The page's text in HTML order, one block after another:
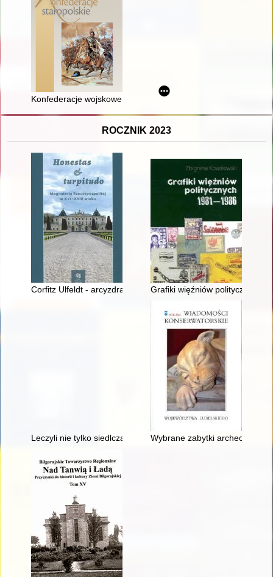
Konfederacje wojskowe w Rzeczypospolitej w historiografii
ROCZNIK 2023
Corfitz Ulfeldt - arcyzdrajca, królewski zięćGrafiki więźniów politycznych
Leczyli nie tylko siedlczan : słownik biograficzny siedleckich
Wybrane zabytki